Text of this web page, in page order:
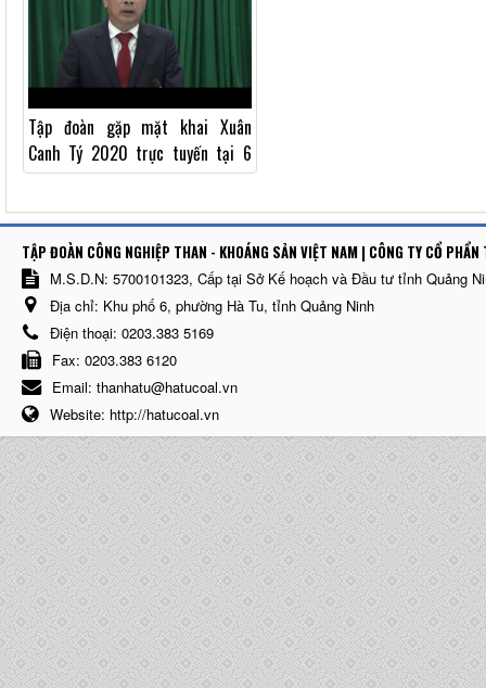
Tập đoàn gặp mặt khai Xuân
Canh Tý 2020 trực tuyến tại 6
điểm cầu
TẬP ĐOÀN CÔNG NGHIỆP THAN - KHOÁNG SẢN VIỆT NAM | CÔNG TY CỔ
M.S.D.N: 5700101323, Cấp tại Sở Kế hoạch và Đầu tư tỉnh Quảng
Địa chỉ: Khu phố 6, phường Hà Tu, tỉnh Quảng Ninh
Điện thoại: 0203.383 5169
Fax: 0203.383 6120
Email: thanhatu@hatucoal.vn
Website: http://hatucoal.vn